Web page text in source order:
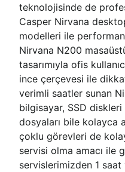
teknolojisinde de
Casper Nirvana
modelleri ile
Nirvana N200
tasarımıyla ofis
ince çerçevesi ile
verimli saatler sunan
bilgisayar, SSD
dosyaları bile kolayca
çoklu görevleri de
servisi olma amacı ile
servislerimizden 1